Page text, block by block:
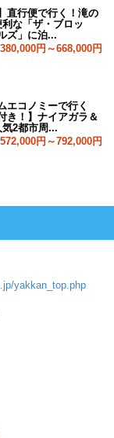
直行便で行く！滝の
な「ザ・ブロッ
ズ」に泊...
380,000円～668,000円
エコノミーで行く
き！】ナイアガラ＆
2都市周...
572,000円～792,000円
yakkan_top.php